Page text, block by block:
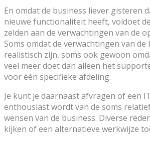
En omdat de business liever gisteren
nieuwe functionaliteit heeft, voldoet
zelden aan de verwachtingen van de
Soms omdat de verwachtingen van de
realistisch zijn, soms ook gewoon
veel meer doet dan alleen het
voor één specifieke afdeling.
Je kunt je daarnaast afvragen of een
enthousiast wordt van de soms
wensen van de business. Diverse
kijken of een alternatieve werkwijze